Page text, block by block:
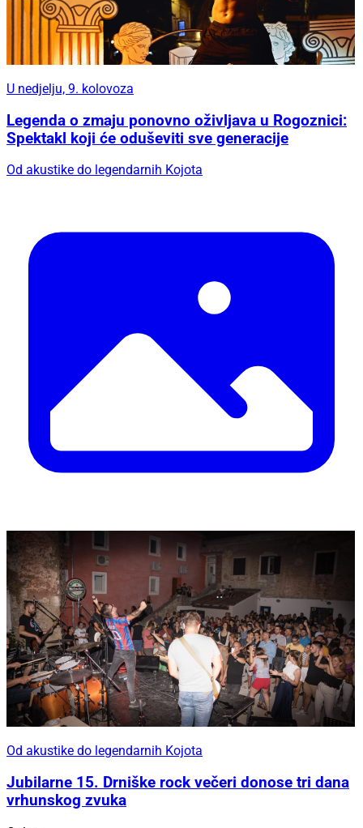
U nedjelju, 9. kolovoza
Legenda o zmaju ponovno oživljava u Rogoznici:
Spektakl koji će oduševiti sve generacije
Od akustike do legendarnih Kojota
Od akustike do legendarnih Kojota
Jubilarne 15. Drniške rock večeri donose tri dana
vrhunskog zvuka